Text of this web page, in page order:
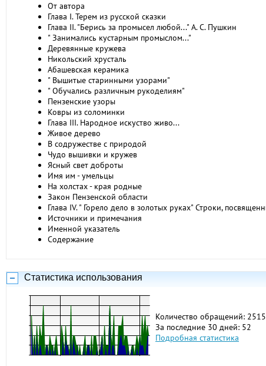
От автора
Глава I. Терем из русской сказки
Глава II. "Берись за промысел любой..." А. С. Пушкин
" Занимались кустарным промыслом..."
Деревянные кружева
Никольский хрусталь
Абашевская керамика
" Вышитые старинными узорами"
" Обучались различным рукоделиям"
Пензенские узоры
Ковры из соломинки
Глава III. Народное искуство живо...
Живое дерево
В содружестве с природой
Чудо вышивки и кружев
Ясный свет доброты
Имя им - умельцы
На холстах - края родные
Закон Пензенской области
Глава IV. " Горело дело в золотых руках" Строки,
Источники и примечания
Именной указатель
Содержание
Статистика использования
Количество обращений: 2515
За последние 30 дней: 52
Подробная статистика